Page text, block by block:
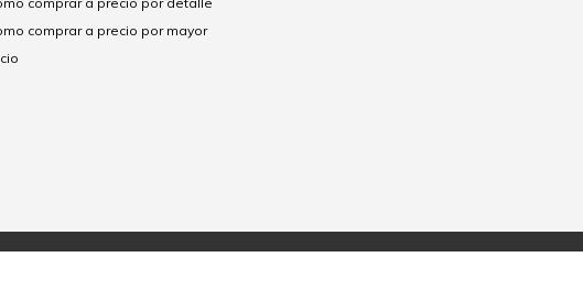
comprar a precio por mayor